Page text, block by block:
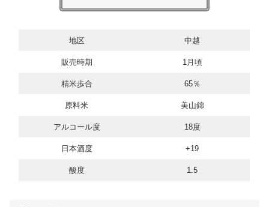
地区 中越
販売時期 1月頃
精米歩合 65％
原料米 美山錦
アルコール度 18度
日本酒度 +19
酸度 1.5